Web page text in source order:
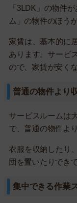
「3LDK」の物件
ム」の物件のほう
家賃は、基本的に
あります。サービ
ので、家賃が安く
普通の物件より
サービスルームは
で、普通の物件よ
衣服を収納したり
団を置いたりでき
集中できる作業